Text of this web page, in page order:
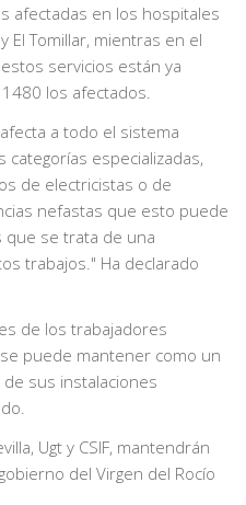
afectadas en los hospitales
El Tomillar, mientras en el
servicios están ya
los afectados.
a todo el sistema
categorías especializadas,
de electricistas o de
nefastas que esto puede
que se trata de una
trabajos." Ha declarado
de los trabajadores
puede mantener como un
sus instalaciones
Ugt y CSIF, mantendrán
del Virgen del Rocío